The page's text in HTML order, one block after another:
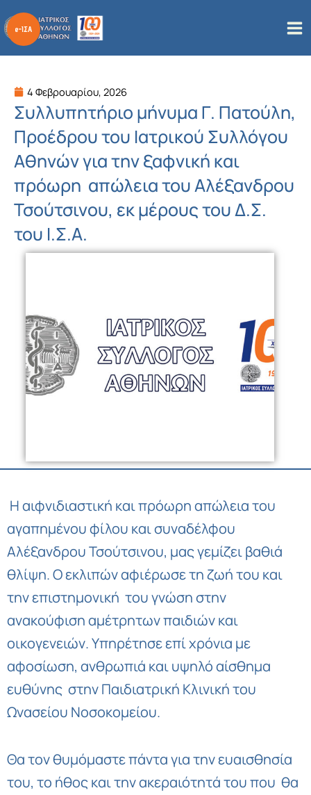
στο
περιεχόμενο
4 Φεβρουαρίου, 2026
Συλλυπητήριο μήνυμα Γ. Πατούλη,
Προέδρου του Ιατρικού Συλλόγου
Αθηνών για την ξαφνική και
πρόωρη απώλεια του Αλέξανδρου
Τσούτσινου, εκ μέρους του Δ.Σ.
του Ι.Σ.Α.
Η αιφνιδιαστική και πρόωρη απώλεια του
αγαπημένου φίλου και συναδέλφου
Αλέξανδρου Τσούτσινου, μας γεμίζει βαθιά
θλίψη. Ο εκλιπών αφιέρωσε τη ζωή του και
την επιστημονική του γνώση στην
ανακούφιση αμέτρητων παιδιών και
οικογενειών. Υπηρέτησε επί χρόνια με
αφοσίωση, ανθρωπιά και υψηλό αίσθημα
ευθύνης στην Παιδιατρική Κλινική του
Ωνασείου Νοσοκομείου.
Θα τον θυμόμαστε πάντα για την ευαισθησία
του, το ήθος και την ακεραιότητά του που θα